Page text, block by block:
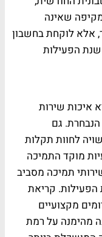
שאינה
אלא לוקחת בחשבון
הפעילות
איכות שירות
גם
לחוות תקלות
מוקד התמיכה
תמיכה מסביב
הפעילות. קריאת
מקצועיים
מהימנה על רמת